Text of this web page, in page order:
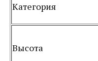
Категория
Высота